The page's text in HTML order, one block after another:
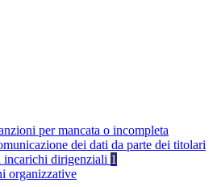
per mancata o incompleta
dei dati da parte dei titolari
incarichi dirigenziali 1
organizzative